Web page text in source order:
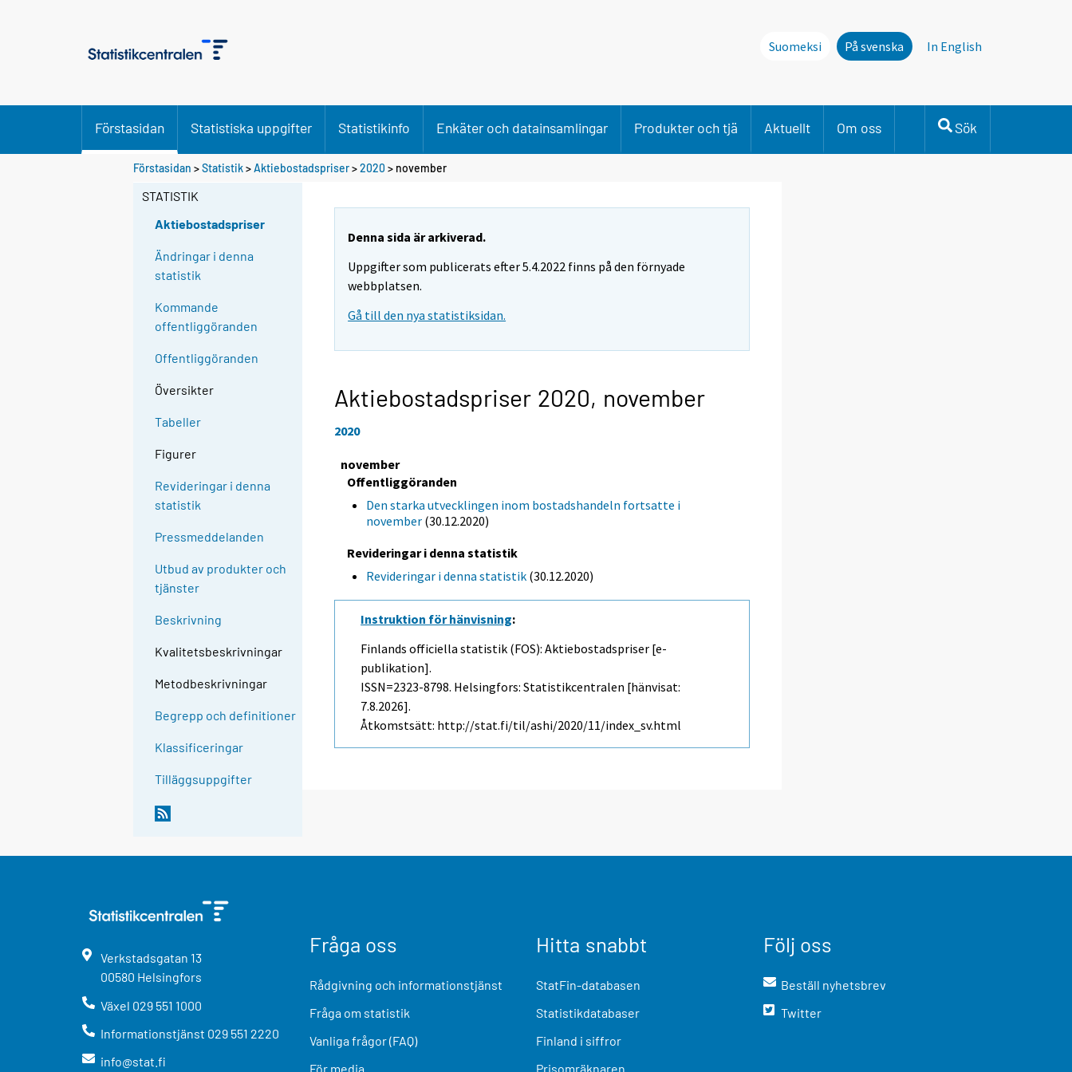
Suomeksi På svenska In English
Förstasidan Statistiska uppgifter Statistikinfo Enkäter och datainsamlingar Produkter och tjä Aktuellt Om oss Sök
Förstasidan >Statistik>Aktiebostadspriser>2020 > november
STATISTIK
Aktiebostadspriser
Ändringar i denna
statistik
Kommande
offentliggöranden
Offentliggöranden
Översikter
Tabeller
Figurer
Revideringar i denna
statistik
Pressmeddelanden
Utbud av produkter och
tjänster
Beskrivning
Kvalitetsbeskrivningar
Metodbeskrivningar
Begrepp och definitioner
Klassificeringar
Tilläggsuppgifter
Denna sida är arkiverad.
Uppgifter som publicerats efter 5.4.2022 finns på den förnyade
webbplatsen.
Gå till den nya statistiksidan.
Aktiebostadspriser 2020, november
2020
november
Offentliggöranden
Den starka utvecklingen inom bostadshandeln fortsatte i
november (30.12.2020)
Revideringar i denna statistik
Revideringar i denna statistik (30.12.2020)
Instruktion för hänvisning:
Finlands officiella statistik (FOS): Aktiebostadspriser [e-
publikation].
ISSN=2323-8798. Helsingfors: Statistikcentralen [hänvisat:
7.8.2026].
Åtkomstsätt: http://stat.fi/til/ashi/2020/11/index_sv.html
Verkstadsgatan 13
00580 Helsingfors
Växel 029 551 1000
Informationstjänst 029 551 2220
info@stat.fi
Fråga oss
Rådgivning och informationstjänst
Fråga om statistik
Vanliga frågor (FAQ)
För media
Hitta snabbt
StatFin-databasen
Statistikdatabaser
Finland i siffror
Prisomräknaren
Följ oss
Beställ nyhetsbrev
Twitter